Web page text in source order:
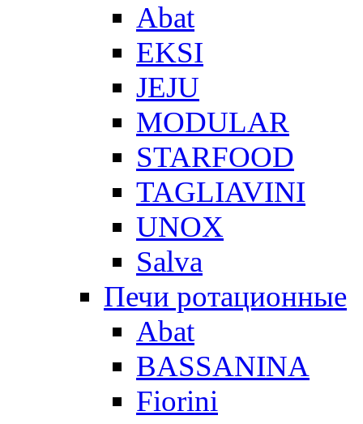
Abat
EKSI
JEJU
MODULAR
STARFOOD
TAGLIAVINI
UNOX
Salva
Печи ротационные
Abat
BASSANINA
Fiorini